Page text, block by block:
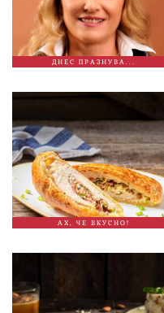
ДНЕС ПРАЗНУВА...
АХ, ЧЕ ВКУСНО!